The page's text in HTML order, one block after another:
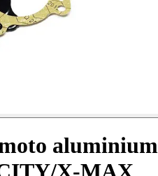
aluminium